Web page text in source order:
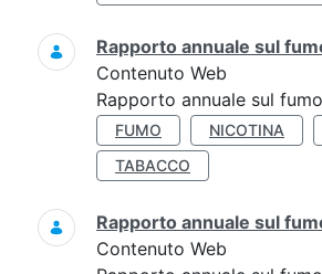
Rapporto annuale sul
Contenuto Web
Rapporto annuale sul
FUMO NICOTINA
TABACCO
Rapporto annuale sul
Contenuto Web